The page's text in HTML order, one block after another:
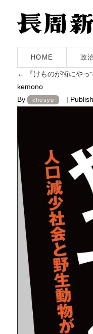
HOME 政
←
『けものが街にや
kemono
By
chosyu |